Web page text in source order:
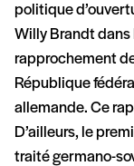
politique
Willy Brandt dans
rapprochement
République
allemande. Ce
D’ailleurs, le
traité germano-